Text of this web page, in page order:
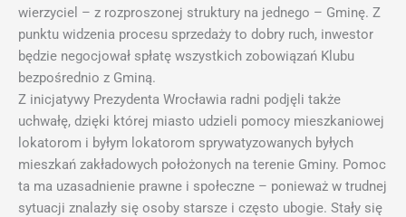
wierzyciel – z rozproszonej struktury na jednego – Gminę. Z
punktu widzenia procesu sprzedaży to dobry ruch, inwestor
będzie negocjował spłatę wszystkich zobowiązań Klubu
bezpośrednio z Gminą.
Z inicjatywy Prezydenta Wrocławia radni podjęli także
uchwałę, dzięki której miasto udzieli pomocy mieszkaniowej
lokatorom i byłym lokatorom sprywatyzowanych byłych
mieszkań zakładowych położonych na terenie Gminy. Pomoc
ta ma uzasadnienie prawne i społeczne – ponieważ w trudnej
sytuacji znalazły się osoby starsze i często ubogie. Stały się